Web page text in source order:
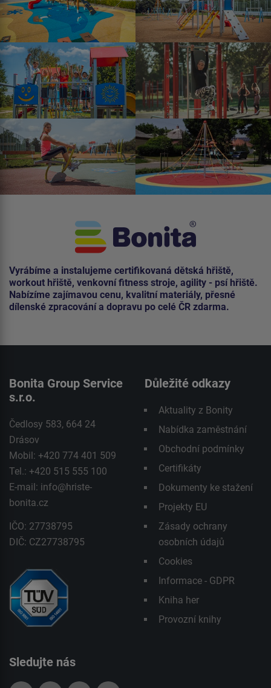
Vyrábíme a instalujeme certifikovaná dětská hřiště,
workout hřiště, venkovní fitness stroje, agility - psí hřiště.
Nabízíme zajímavou cenu, kvalitní materiály, přesné
dílenské zpracování a dopravu po celé ČR zdarma.
Bonita Group Service
s.r.o.
Čedlosy 583, 664 24
Drásov
Mobil: +420 774 401 509
Tel.: +420 515 555 100
E-mail: info@hriste-
bonita.cz
IČO: 27738795
DIČ: CZ27738795
Důležité odkazy
Aktuality z Bonity
Nabídka zaměstnání
Obchodní podmínky
Certifikáty
Dokumenty ke stažení
Projekty EU
Zásady ochrany
osobních údajů
Cookies
Informace - GDPR
Kniha her
Provozní knihy
Sledujte nás